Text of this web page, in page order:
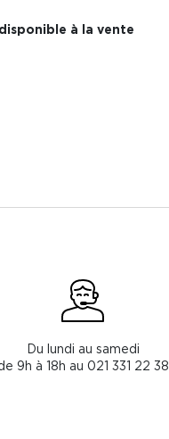
à la vente
Du lundi au samedi
9h à 18h au 021 331 22 38